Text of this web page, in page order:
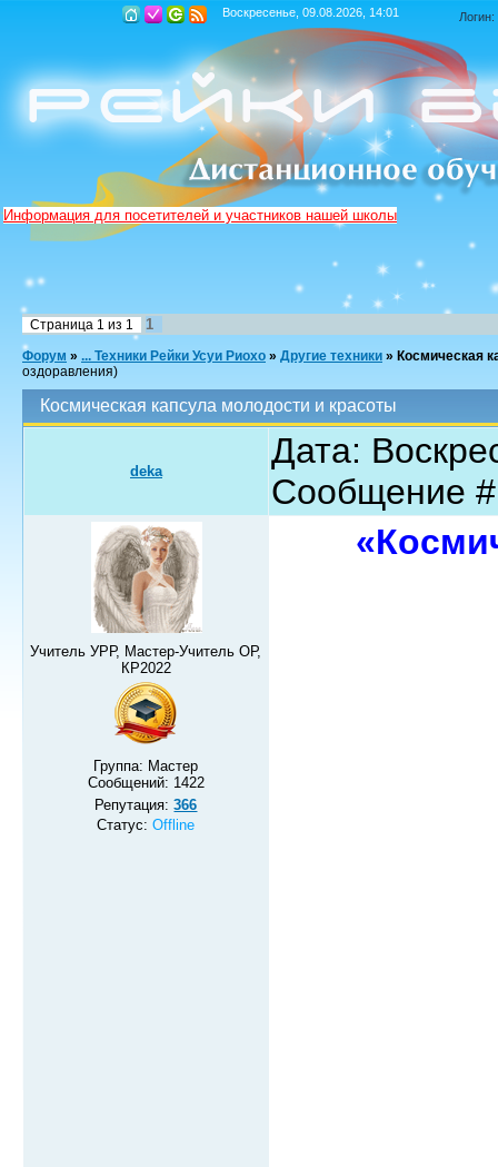
Воскресенье, 09.08.2026, 14:01 Логин:
Информация для посетителей и участников нашей школы
Страница 1 из 1 1
Форум » ... Техники Рейки Усуи Риохо » Другие техники » Космическая
оздоравления)
Космическая капсула молодости и красоты
deka
Дата:
Сообщение
Учитель УРР, Мастер-Учитель ОР,
КР2022
Группа: Мастер
Сообщений: 1422
Репутация:366
Статус:Offline